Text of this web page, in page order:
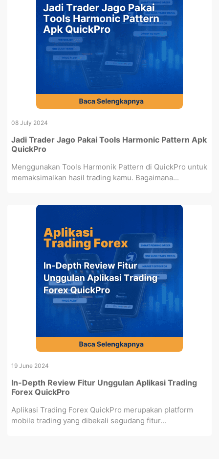
08 July 2024
Jadi Trader Jago Pakai Tools Harmonic Pattern Apk
QuickPro
Menggunakan Tools Harmonik Pattern di QuickPro untuk
memaksimalkan hasil trading kamu. Bagaimana...
19 June 2024
In-Depth Review Fitur Unggulan Aplikasi Trading
Forex QuickPro
Aplikasi Trading Forex QuickPro merupakan platform
mobile trading yang dibekali segudang fitur...